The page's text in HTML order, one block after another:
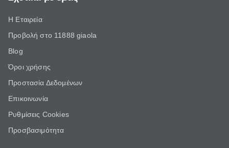
Η Εταιρεία
Προβολή στο 11888 giaola
Blog
Όροι χρήσης
Προστασία Δεδομένων
Επικοινωνία
Ρυθμίσεις Cookies
Προσβασιμότητα